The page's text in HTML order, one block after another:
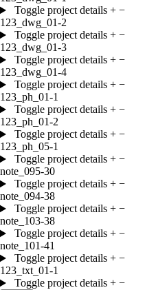
Toggle project details + −
123_dwg_01-2
Toggle project details + −
123_dwg_01-3
Toggle project details + −
123_dwg_01-4
Toggle project details + −
123_ph_01-1
Toggle project details + −
123_ph_01-2
Toggle project details + −
123_ph_05-1
Toggle project details + −
note_095-30
Toggle project details + −
note_094-38
Toggle project details + −
note_103-38
Toggle project details + −
note_101-41
Toggle project details + −
123_txt_01-1
Toggle project details + −